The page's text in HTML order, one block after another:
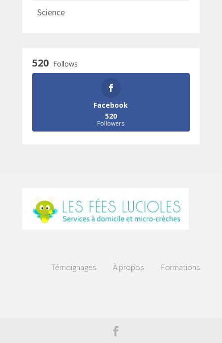
Science
520 Follows
Facebook
520
Followers
Témoignages À propos Formations